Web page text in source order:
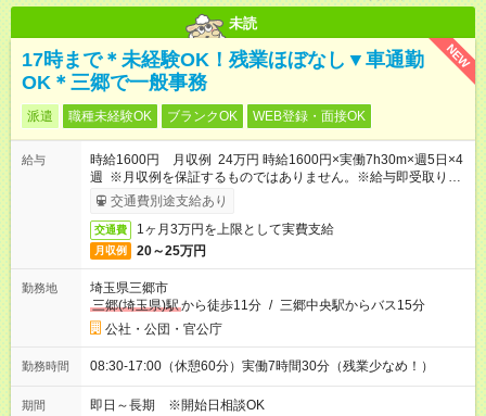
未読
NEW
17時まで＊未経験OK！残業ほぼなし▼車通勤
OK＊三郷で一般事務
派遣 職種未経験OK ブランクOK WEB登録・面接OK
給与
時給1600円 月収例 24万円 時給1600円×実働7h30m×週5日×4
週 ※月収例を保証するものではありません。※給与即受取りサ
ービス利用可（利用条件有）
交通費別途支給あり
交通費 1ヶ月3万円を上限として実費支給
月収例 20～25万円
勤務地
埼玉県三郷市
三郷(埼玉県)駅から徒歩11分 / 三郷中央駅からバス15分
公社・公団・官公庁
勤務時間 08:30-17:00（休憩60分）実働7時間30分（残業少なめ！）
期間 即日～長期 ※開始日相談OK